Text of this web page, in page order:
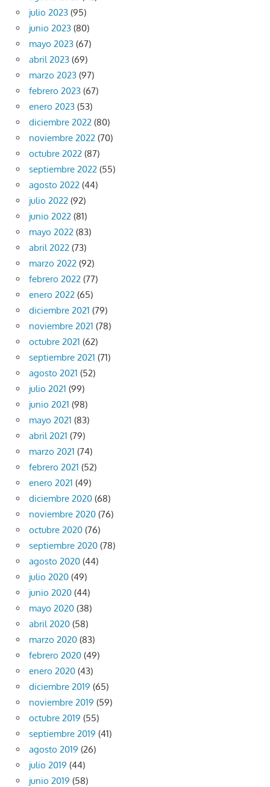
julio 2023 (95)
junio 2023 (80)
mayo 2023 (67)
abril 2023 (69)
marzo 2023 (97)
febrero 2023 (67)
enero 2023 (53)
diciembre 2022 (80)
noviembre 2022 (70)
octubre 2022 (87)
septiembre 2022 (55)
agosto 2022 (44)
julio 2022 (92)
junio 2022 (81)
mayo 2022 (83)
abril 2022 (73)
marzo 2022 (92)
febrero 2022 (77)
enero 2022 (65)
diciembre 2021 (79)
noviembre 2021 (78)
octubre 2021 (62)
septiembre 2021 (71)
agosto 2021 (52)
julio 2021 (99)
junio 2021 (98)
mayo 2021 (83)
abril 2021 (79)
marzo 2021 (74)
febrero 2021 (52)
enero 2021 (49)
diciembre 2020 (68)
noviembre 2020 (76)
octubre 2020 (76)
septiembre 2020 (78)
agosto 2020 (44)
julio 2020 (49)
junio 2020 (44)
mayo 2020 (38)
abril 2020 (58)
marzo 2020 (83)
febrero 2020 (49)
enero 2020 (43)
diciembre 2019 (65)
noviembre 2019 (59)
octubre 2019 (55)
septiembre 2019 (41)
agosto 2019 (26)
julio 2019 (44)
junio 2019 (58)